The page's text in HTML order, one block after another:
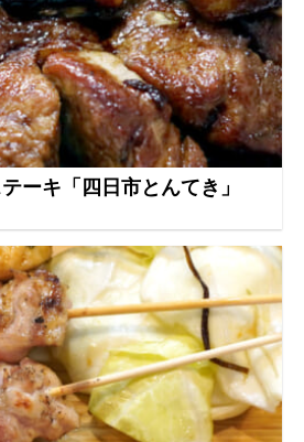
ーキ「四日市とんてき」